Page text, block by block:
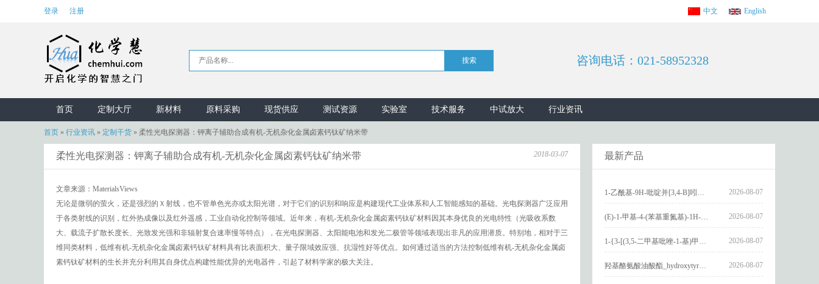
登录 注册 中文 English
咨询电话：021-58952328
首页 定制大厅 新材料 原料采购 现货供应 测试资源 实验室 技术服务 中试放大 行业资讯
首页 » 行业资讯 » 定制干货 » 柔性光电探测器：钾离子辅助合成有机-无机杂化金属卤素钙钛矿纳米带
柔性光电探测器：钾离子辅助合成有机-无机杂化金属卤素钙钛矿纳米带 2018-03-07
文章来源：MaterialsViews
无论是微弱的萤火，还是强烈的Ｘ射线，也不管单色光亦或太阳光谱，对于它们的识别和响应是构建现代工业体系和人工智能感知的基础。光电探测器广泛应用
于各类射线的识别，红外热成像以及红外遥感，工业自动化控制等领域。近年来，有机-无机杂化金属卤素钙钛矿材料因其本身优良的光电特性（光吸收系数
大、载流子扩散长度长、光致发光强和非辐射复合速率慢等特点），在光电探测器、太阳能电池和发光二极管等领域表现出非凡的应用潜质。特别地，相对于三
维同类材料，低维有机-无机杂化金属卤素钙钛矿材料具有比表面积大、量子限域效应强、抗湿性好等优点。如何通过适当的方法控制低维有机-无机杂化金属卤
素钙钛矿材料的生长并充分利用其自身优点构建性能优异的光电器件，引起了材料学家的极大关注。
最新产品
2026-08-07
2026-08-07
2026-08-07
2026-08-07